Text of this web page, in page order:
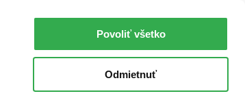
Povoliť všetko
Odmietnuť